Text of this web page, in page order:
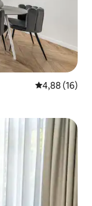
4,88 (16)